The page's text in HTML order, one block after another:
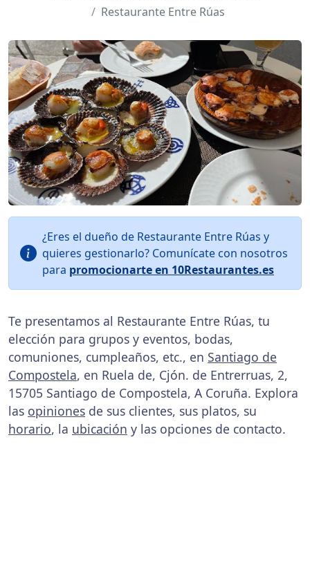
Restaurante Entre Rúas
¿Eres el dueño de Restaurante Entre Rúas y
quieres gestionarlo? Comunícate con nosotros
para promocionarte en 10Restaurantes.es
Te presentamos al Restaurante Entre Rúas, tu
elección para grupos y eventos, bodas,
comuniones, cumpleaños, etc., en Santiago de
Compostela, en Ruela de, Cjón. de Entrerruas, 2,
15705 Santiago de Compostela, A Coruña. Explora
las opiniones de sus clientes, sus platos, su
horario, la ubicación y las opciones de contacto.